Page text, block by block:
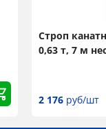
Строп
0,63 т, 7 м
2 176 руб/шт